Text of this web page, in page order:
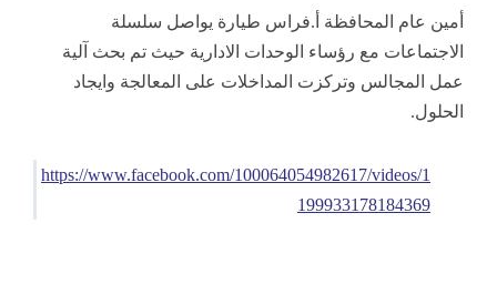
أمين عام المحافظة أ.فراس طيارة يواصل سلسلة
الاجتماعات مع رؤساء الوحدات الادارية حيث تم بحث آلية
عمل المجالس وتركزت المداخلات على المعالجة وايجاد
الحلول.
https://www.facebook.com/100064054982617/videos/1
199933178184369